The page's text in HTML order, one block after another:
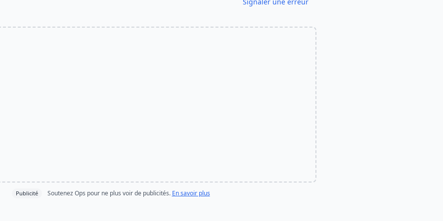
Publicité Soutenez Ops pour ne plus voir de publicités. En savoir plus